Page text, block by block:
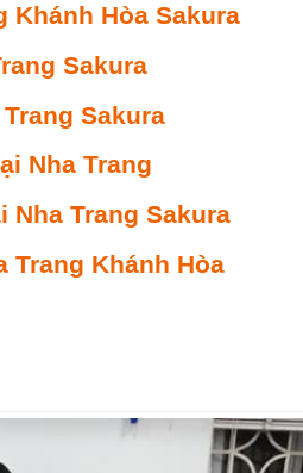
Khánh Hòa Sakura
Sakura
Sakura
Nha Trang
Nha Trang Sakura
Trang Khánh Hòa